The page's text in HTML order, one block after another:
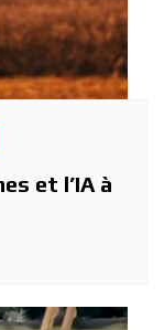
et l’IA à